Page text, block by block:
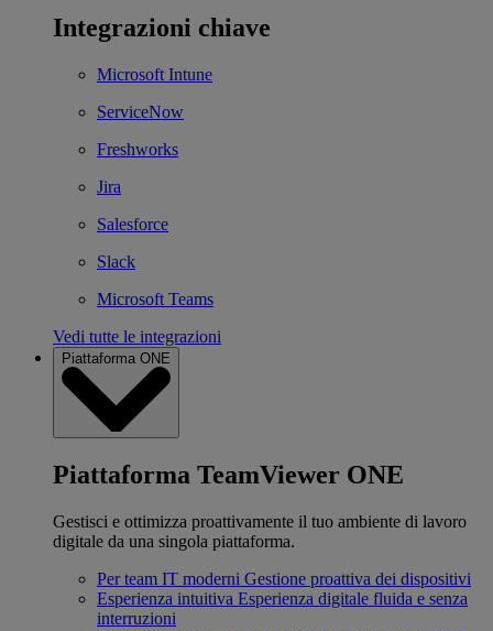
Integrazioni chiave
Microsoft Intune
ServiceNow
Freshworks
Jira
Salesforce
Slack
Microsoft Teams
Vedi tutte le integrazioni
Piattaforma ONE
Piattaforma TeamViewer ONE
Gestisci e ottimizza proattivamente il tuo ambiente di lavoro
digitale da una singola piattaforma.
Per team IT moderni Gestione proattiva dei dispositivi
Esperienza intuitiva Esperienza digitale fluida e senza
interruzioni